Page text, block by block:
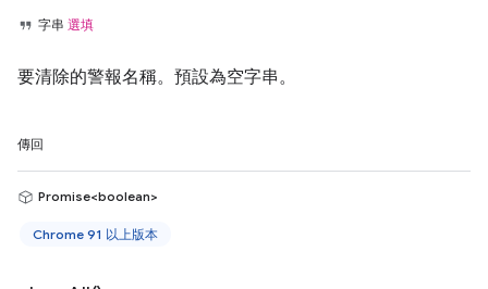
字串 選填
要清除的警報名稱。預設為空字串。
傳回
Promise<boolean>
Chrome 91 以上版本